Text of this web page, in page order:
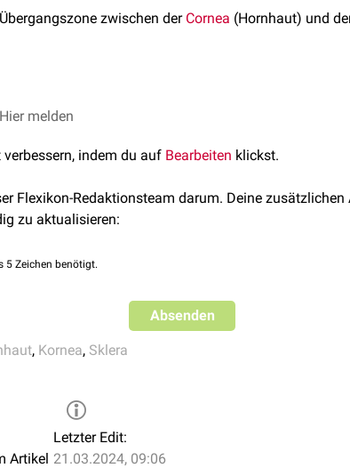
zwischen der Cornea (Hornhaut) und
schmaler Gewebestreifen von grauer Farbe. Sie
, der eine wichtige Rolle
Hier melden
indem du auf Bearbeiten klickst.
Flexikon-Redaktionsteam darum. Deine zusätzlichen
zu aktualisieren:
5 Zeichen benötigt.
Absenden
, Kornea, Sklera
Artikel
Letzter Edit:
21.03.2024, 09:06